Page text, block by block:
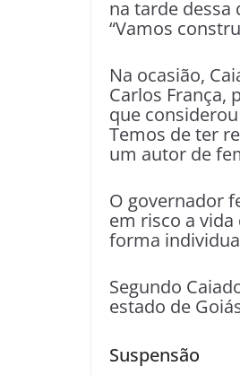
na tarde dessa
“Vamos
Na ocasião,
Carlos França,
que
Temos de ter
um autor de
O governador
em risco a
forma
Segundo
estado de
Suspensão